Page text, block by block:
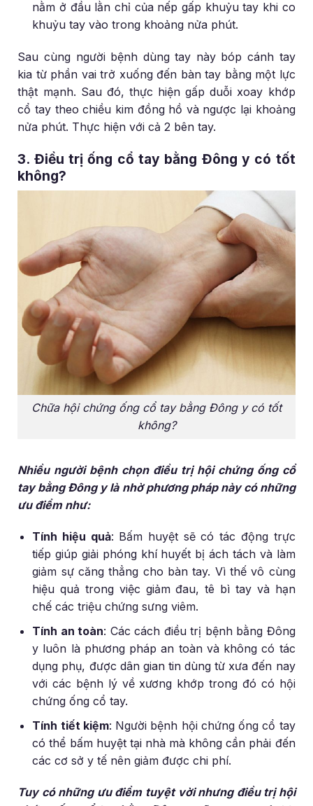
nằm ở đầu lằn chỉ của nếp gấp khuỷu tay khi co
khuỷu tay vào trong khoảng nửa phút.
Sau cùng người bệnh dùng tay này bóp cánh tay
kia từ phần vai trở xuống đến bàn tay bằng một lực
thật mạnh. Sau đó, thực hiện gấp duỗi xoay khớp
cổ tay theo chiều kim đồng hồ và ngược lại khoảng
nửa phút. Thực hiện với cả 2 bên tay.
3. Điều trị ống cổ tay bằng Đông y có tốt
không?
Chữa hội chứng ống cổ tay bằng Đông y có tốt
không?
Nhiều người bệnh chọn điều trị hội chứng ống cổ
tay bằng Đông y là nhờ phương pháp này có những
ưu điểm như:
Tính hiệu quả: Bấm huyệt sẽ có tác động trực
tiếp giúp giải phóng khí huyết bị ách tách và làm
giảm sự căng thẳng cho bàn tay. Vì thế vô cùng
hiệu quả trong việc giảm đau, tê bì tay và hạn
chế các triệu chứng sưng viêm.
Tính an toàn: Các cách điều trị bệnh bằng Đông
y luôn là phương pháp an toàn và không có tác
dụng phụ, được dân gian tin dùng từ xưa đến nay
với các bệnh lý về xương khớp trong đó có hội
chứng ống cổ tay.
Tính tiết kiệm: Người bệnh hội chứng ống cổ tay
có thể bấm huyệt tại nhà mà không cần phải đến
các cơ sở y tế nên giảm được chi phí.
Tuy có những ưu điểm tuyệt vời nhưng điều trị hội